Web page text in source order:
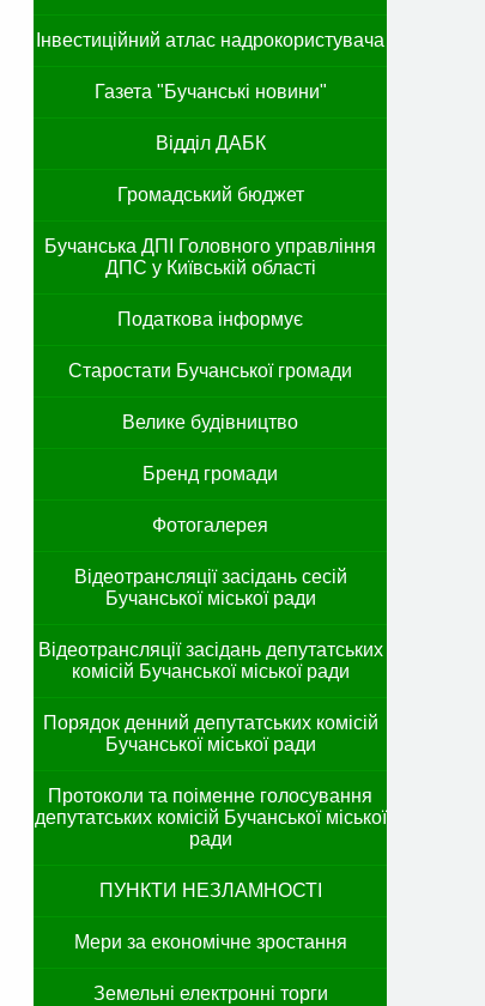
Інвестиційний атлас надрокористувача
Газета "Бучанські новини"
Відділ ДАБК
Громадський бюджет
Бучанська ДПІ Головного управління
ДПС у Київській області
Податкова інформує
Старостати Бучанської громади
Велике будівництво
Бренд громади
Фотогалерея
Відеотрансляції засідань сесій
Бучанської міської ради
Відеотрансляції засідань депутатських
комісій Бучанської міської ради
Порядок денний депутатських комісій
Бучанської міської ради
Протоколи та поіменне голосування
депутатських комісій Бучанської міської
ради
ПУНКТИ НЕЗЛАМНОСТІ
Мери за економічне зростання
Земельні електронні торги